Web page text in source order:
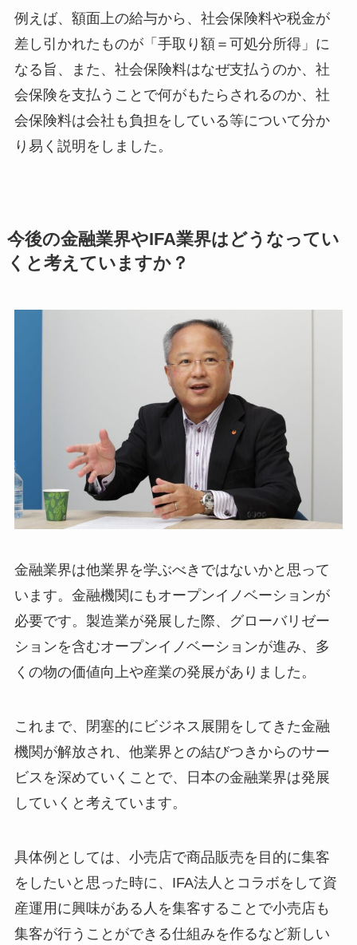
例えば、額面上の給与から、社会保険料や税金が
差し引かれたものが「手取り額＝可処分所得」に
なる旨、また、社会保険料はなぜ支払うのか、社
会保険を支払うことで何がもたらされるのか、社
会保険料は会社も負担をしている等について分か
り易く説明をしました。
今後の金融業界やIFA業界はどうなってい
くと考えていますか？
金融業界は他業界を学ぶべきではないかと思って
います。金融機関にもオープンイノベーションが
必要です。製造業が発展した際、グローバリゼー
ションを含むオープンイノベーションが進み、多
くの物の価値向上や産業の発展がありました。
これまで、閉塞的にビジネス展開をしてきた金融
機関が解放され、他業界との結びつきからのサー
ビスを深めていくことで、日本の金融業界は発展
していくと考えています。
具体例としては、小売店で商品販売を目的に集客
をしたいと思った時に、IFA法人とコラボをして資
産運用に興味がある人を集客することで小売店も
集客が行うことができる仕組みを作るなど新しい